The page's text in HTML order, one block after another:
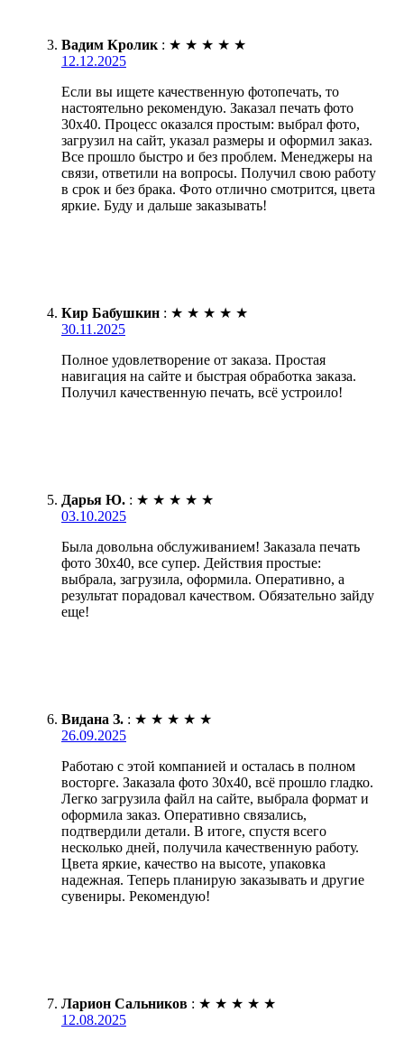
Вадим Кролик : ★ ★ ★ ★ ★
12.12.2025
Если вы ищете качественную фотопечать, то
настоятельно рекомендую. Заказал печать фото
30х40. Процесс оказался простым: выбрал фото,
загрузил на сайт, указал размеры и оформил заказ.
Все прошло быстро и без проблем. Менеджеры на
связи, ответили на вопросы. Получил свою работу
в срок и без брака. Фото отлично смотрится, цвета
яркие. Буду и дальше заказывать!
Кир Бабушкин : ★ ★ ★ ★ ★
30.11.2025
Полное удовлетворение от заказа. Простая
навигация на сайте и быстрая обработка заказа.
Получил качественную печать, всё устроило!
Дарья Ю. : ★ ★ ★ ★ ★
03.10.2025
Была довольна обслуживанием! Заказала печать
фото 30х40, все супер. Действия простые:
выбрала, загрузила, оформила. Оперативно, а
результат порадовал качеством. Обязательно зайду
еще!
Видана З. : ★ ★ ★ ★ ★
26.09.2025
Работаю с этой компанией и осталась в полном
восторге. Заказала фото 30х40, всё прошло гладко.
Легко загрузила файл на сайте, выбрала формат и
оформила заказ. Оперативно связались,
подтвердили детали. В итоге, спустя всего
несколько дней, получила качественную работу.
Цвета яркие, качество на высоте, упаковка
надежная. Теперь планирую заказывать и другие
сувениры. Рекомендую!
Ларион Сальников : ★ ★ ★ ★ ★
12.08.2025